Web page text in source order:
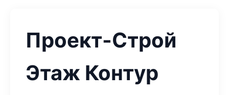
Проект-Строй
Этаж Контур